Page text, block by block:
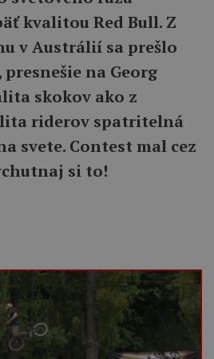
kvalitou Red Bull. Z
v Austrálií sa prešlo
na Georg
skokov ako z
riderov spatritelná
svete. Contest mal cez
si to!